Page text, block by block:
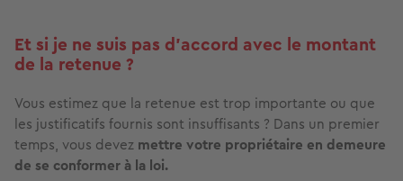
Et si je ne suis pas d’accord avec le montant
de la retenue ?
Vous estimez que la retenue est trop importante ou que
les justificatifs fournis sont insuffisants ? Dans un premier
temps, vous devez mettre votre propriétaire en demeure
de se conformer à la loi.